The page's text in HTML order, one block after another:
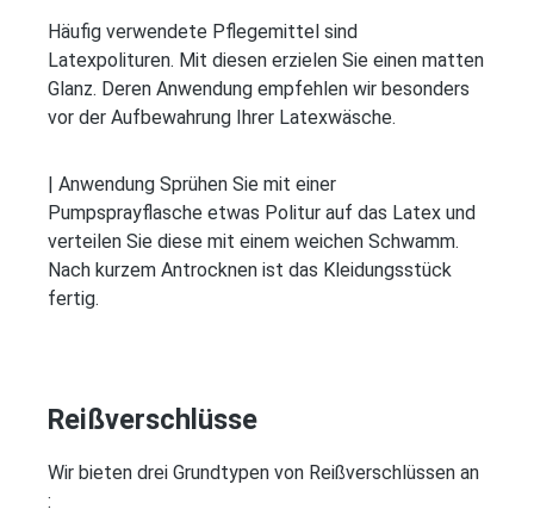
Häufig verwendete Pflegemittel sind
Latexpolituren. Mit diesen erzielen Sie einen matten
Glanz. Deren Anwendung empfehlen wir besonders
vor der Aufbewahrung Ihrer Latexwäsche.
| Anwendung Sprühen Sie mit einer
Pumpsprayflasche etwas Politur auf das Latex und
verteilen Sie diese mit einem weichen Schwamm.
Nach kurzem Antrocknen ist das Kleidungsstück
fertig.
Reißverschlüsse
Wir bieten drei Grundtypen von Reißverschlüssen an
: